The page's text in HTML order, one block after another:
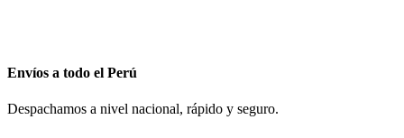
Envíos a todo el Perú
Despachamos a nivel nacional, rápido y seguro.